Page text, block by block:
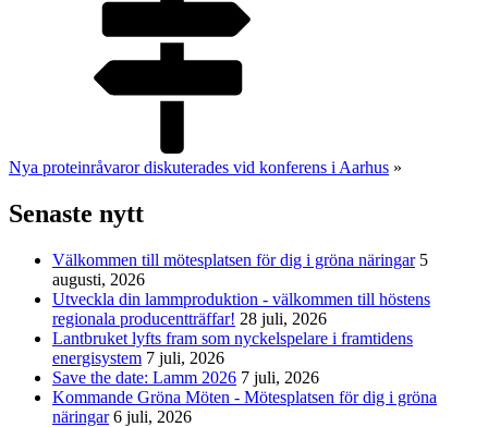
Nya proteinråvaror diskuterades vid konferens i Aarhus »
Senaste nytt
Välkommen till mötesplatsen för dig i gröna näringar 5
augusti, 2026
Utveckla din lammproduktion - välkommen till höstens
regionala producentträffar! 28 juli, 2026
Lantbruket lyfts fram som nyckelspelare i framtidens
energisystem 7 juli, 2026
Save the date: Lamm 2026 7 juli, 2026
Kommande Gröna Möten - Mötesplatsen för dig i gröna
näringar 6 juli, 2026